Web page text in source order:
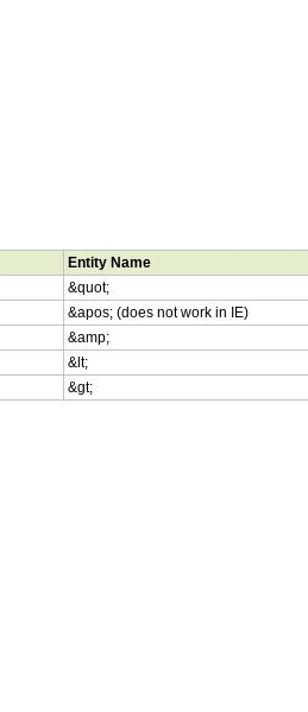
Entity Name
&quot;
&apos; (does not work in IE)
&amp;
&lt;
&gt;